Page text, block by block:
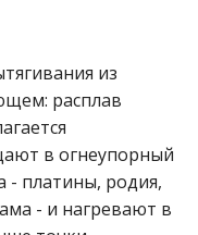
из
расплав
в огнеупорный
- платины, родия,
- и нагревают в